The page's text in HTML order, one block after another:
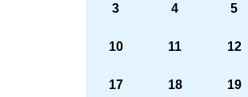
3 4 5
10 11 12
17 18 19